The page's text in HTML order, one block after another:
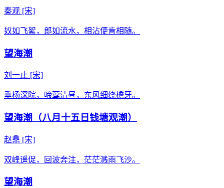
秦观 [宋]
奴如飞絮，郎如流水，相沾便肯相随。
望海潮
刘一止 [宋]
垂杨深院，啼莺清昼，东风细绕檐牙。
望海潮（八月十五日钱塘观潮）
赵鼎 [宋]
双峰遥促，回波奔注，茫茫溅雨飞沙。
望海潮